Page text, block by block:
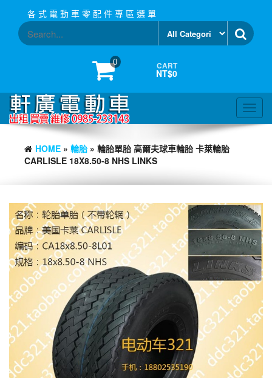
content
各 式 電 動 車 零 配 件 專 區 選 單
0 CART
NT$0
HOME » 輪胎 » 輪胎單胎 高爾夫球車輪胎 卡萊輪胎
CARLISLE 18X8.50-8 NHS LINKS